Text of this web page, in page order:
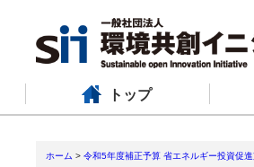
トップ
ホーム > 令和5年度補正予算 省エネルギー投資促